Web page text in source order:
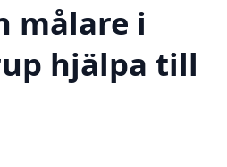
målare i
hjälpa till